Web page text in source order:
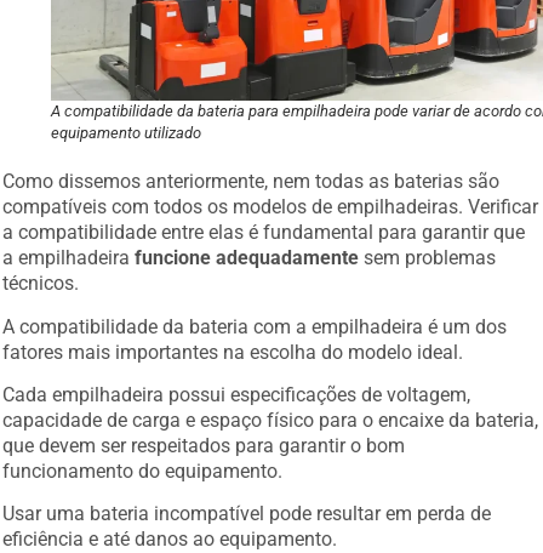
A compatibilidade da bateria para empilhadeira pode variar de acordo
equipamento utilizado
Como dissemos anteriormente, nem todas as baterias são
compatíveis com todos os modelos de empilhadeiras. Verificar
a compatibilidade entre elas é fundamental para garantir que
a empilhadeirafuncione adequadamente sem problemas
técnicos.
A compatibilidade da bateria com a empilhadeira é um dos
fatores mais importantes na escolha do modelo ideal.
Cada empilhadeira possui especificações de voltagem,
capacidade de carga e espaço físico para o encaixe da bateria,
que devem ser respeitados para garantir o bom
funcionamento do equipamento.
Usar uma bateria incompatível pode resultar em perda de
eficiência e até danos ao equipamento.